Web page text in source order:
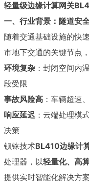
轻量级边缘计算网关
一、行业背景：隧道安
随着交通基础设施的快
市地下交通的关键节点
环境复杂 ：封闭空间内
段受限
事故风险高 ：车辆超速
响应延迟 ：云端处理模
决策
钡铼技术BL410边缘计
处理器，以轻量化、高
提供实时智能化解决方案